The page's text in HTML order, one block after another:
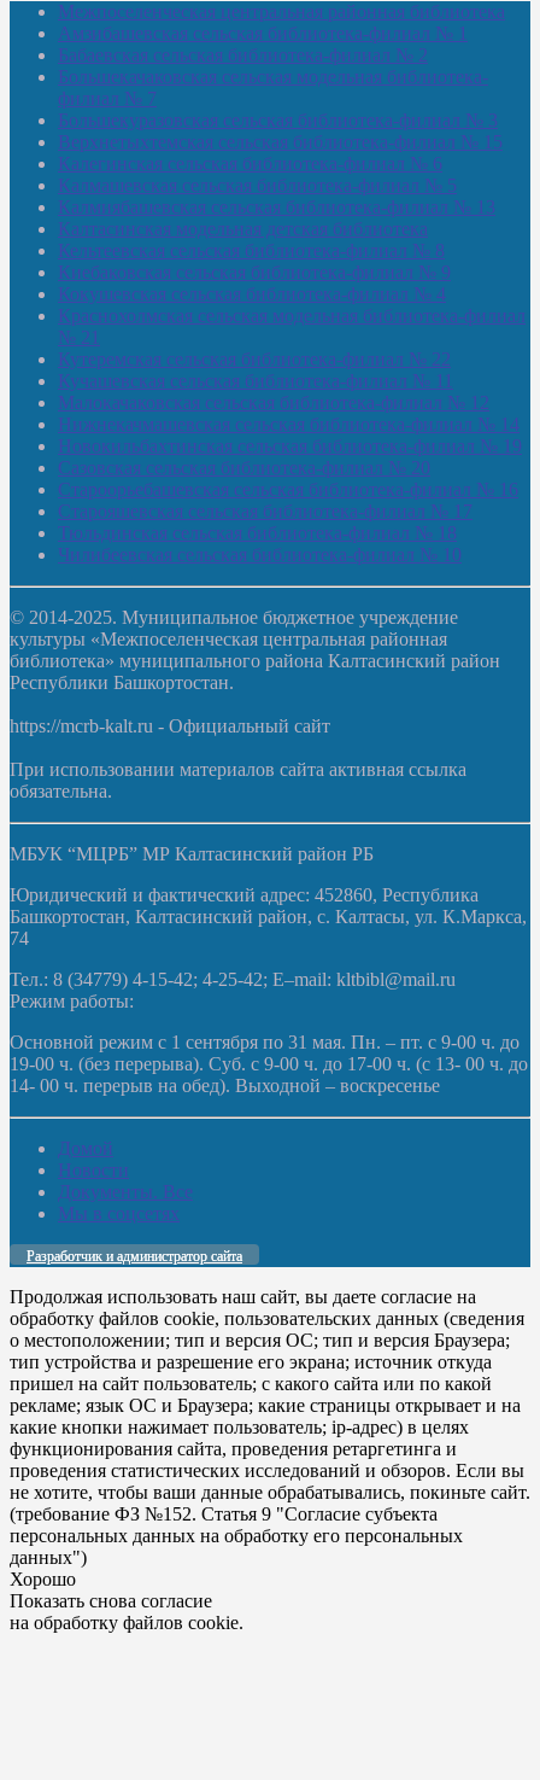
Межпоселенческая центральная районная библиотека
Амзибашевская сельская библиотека-филиал № 1
Бабаевская сельская библиотека-филиал № 2
Большекачаковская сельская модельная библиотека-
филиал № 7
Большекуразовская сельская библиотека-филиал № 3
Верхнетыхтемская сельская библиотека-филиал № 15
Калегинская сельская библиотека-филиал № 6
Калмашевская сельская библиотека-филиал № 5
Калмиябашевская сельская библиотека-филиал № 13
Калтасинская модельная детская библиотека
Кельтеевская сельская библиотека-филиал № 8
Киебаковская сельская библиотека-филиал № 9
Кокушевская сельская библиотека-филиал № 4
Краснохолмская сельская модельная библиотека-филиал
№ 21
Кутеремская сельская библиотека-филиал № 22
Кучашевская сельская библиотека-филиал № 11
Малокачаковская сельская библиотека-филиал № 12
Нижнекачмашевская сельская библиотека-филиал № 14
Новокильбахтинская сельская библиотека-филиал № 19
Сазовская сельская библиотека-филиал № 20
Староорьебашевская сельская библиотека-филиал № 16
Старояшевская сельская библиотека-филиал № 17
Тюльдинская сельская библиотека-филиал № 18
Чилибеевская сельская библиотека-филиал № 10
© 2014-2025. Муниципальное бюджетное учреждение
культуры «Межпоселенческая центральная районная
библиотека» муниципального района Калтасинский район
Республики Башкортостан.
https://mcrb-kalt.ru - Официальный сайт
При использовании материалов сайта активная ссылка
обязательна.
МБУК “МЦРБ” МР Калтасинский район РБ
Юридический и фактический адрес: 452860, Республика
Башкортостан, Калтасинский район, с. Калтасы, ул. К.Маркса,
74
Тел.: 8 (34779) 4-15-42; 4-25-42; E–mail: kltbibl@mail.ru
Режим работы:
Основной режим с 1 сентября по 31 мая. Пн. – пт. с 9-00 ч. до
19-00 ч. (без перерыва). Суб. с 9-00 ч. до 17-00 ч. (с 13- 00 ч. до
14- 00 ч. перерыв на обед). Выходной – воскресенье
Домой
Новости
Документы. Все
Мы в соцсетях
Разработчик и администратор сайта
Продолжая использовать наш сайт, вы даете согласие на
обработку файлов cookie, пользовательских данных (сведения
о местоположении; тип и версия ОС; тип и версия Браузера;
тип устройства и разрешение его экрана; источник откуда
пришел на сайт пользователь; с какого сайта или по какой
рекламе; язык ОС и Браузера; какие страницы открывает и на
какие кнопки нажимает пользователь; ip-адрес) в целях
функционирования сайта, проведения ретаргетинга и
проведения статистических исследований и обзоров. Если вы
не хотите, чтобы ваши данные обрабатывались, покиньте сайт.
(требование ФЗ №152. Статья 9 "Согласие субъекта
персональных данных на обработку его персональных
данных")
Хорошо
Показать снова согласие
на обработку файлов cookie.